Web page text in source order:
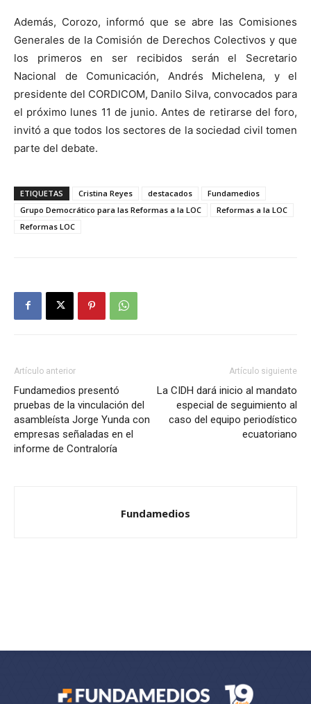
Además, Corozo, informó que se abre las Comisiones
Generales de la Comisión de Derechos Colectivos y que
los primeros en ser recibidos serán el Secretario
Nacional de Comunicación, Andrés Michelena, y el
presidente del CORDICOM, Danilo Silva, convocados para
el próximo lunes 11 de junio. Antes de retirarse del foro,
invitó a que todos los sectores de la sociedad civil tomen
parte del debate.
ETIQUETAS Cristina Reyes destacados
Fundamedios
Grupo Democrático para las Reformas a la LOC
Reformas a la LOC
Reformas LOC
Artículo anterior
Fundamedios presentó
pruebas de la vinculación del
asambleísta Jorge Yunda con
empresas señaladas en el
informe de Contraloría
Artículo siguiente
La CIDH dará inicio al mandato
especial de seguimiento al
caso del equipo periodístico
ecuatoriano
Fundamedios